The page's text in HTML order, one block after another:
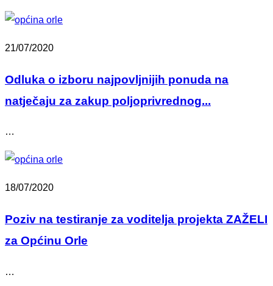
21/07/2020
Odluka o izboru najpovljnijih ponuda na
natječaju za zakup poljoprivrednog...
…
18/07/2020
Poziv na testiranje za voditelja projekta ZAŽELI
za Općinu Orle
…